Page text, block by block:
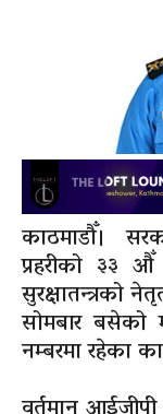
काठमाडौँ।
प्रहरीको ३३ औँ
सुरक्षातन्त्रको
सोमबार बसेको
नम्बरमा रहेका